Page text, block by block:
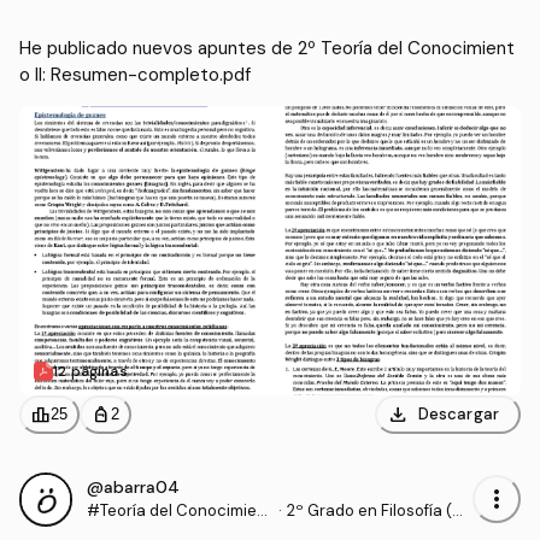
He publicado nuevos apuntes de 2º Teoría del Conocimient
o II: Resumen-completo.pdf
12 páginas
leaderboard25 personal_bag 2 download Descargar
@abarra04
#Teoría del Conocimient
· 2º Grado en Filosofía (U
more_vert